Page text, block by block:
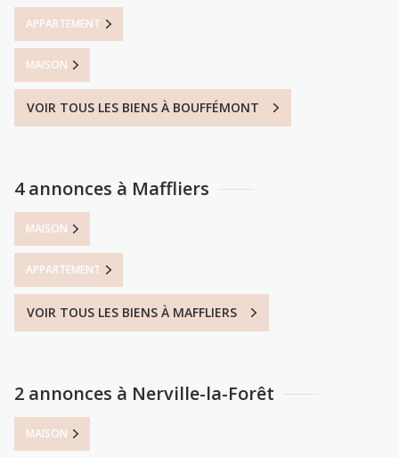
APPARTEMENT
MAISON
VOIR TOUS LES BIENS À BOUFFÉMONT
4 annonces à Maffliers
MAISON
APPARTEMENT
VOIR TOUS LES BIENS À MAFFLIERS
2 annonces à Nerville-la-Forêt
MAISON